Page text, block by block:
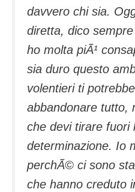
davvero chi sia.
diretta, dico
ho molta piÃ¹
sia duro questo
volentieri ti
abbandonare tutto,
che devi tirare fuori
determinazione. Io
perchÃ© ci sono
che hanno creduto